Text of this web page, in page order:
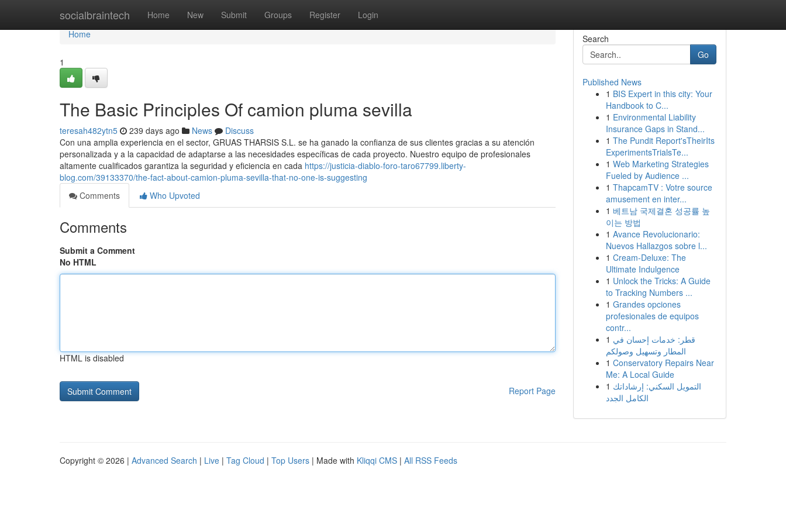
socialbraintech Home New Submit Groups Register Login
Home
Home
1
The Basic Principles Of camion pluma sevilla
teresah482ytn5 239 days ago News
Discuss
Con una amplia experiencia en el sector, GRUAS THARSIS S.L. se ha ganado la confianza de sus clientes gracias a su atención
personalizada y a la capacidad de adaptarse a las necesidades específicas de cada proyecto. Nuestro equipo de profesionales
altamente cualificados garantiza la seguridad y eficiencia en cada https://justicia-diablo-foro-taro67799.liberty-
blog.com/39133370/the-fact-about-camion-pluma-sevilla-that-no-one-is-suggesting
Comments
Who Upvoted
Comments
Submit a Comment
No HTML
HTML is disabled
Report Page
Search
Go
Published News
1 BIS Expert in this city: Your
Handbook to C...
1 Environmental Liability
Insurance Gaps in Stand...
1 The Pundit Report'sTheirIts
ExperimentsTrialsTe...
1 Web Marketing Strategies
Fueled by Audience ...
1 ThapcamTV : Votre source
amusement en inter...
1 베트남 국제결혼 성공률 높
이는 방법
1 Avance Revolucionario:
Nuevos Hallazgos sobre l...
1 Cream-Deluxe: The
Ultimate Indulgence
1 Unlock the Tricks: A Guide
to Tracking Numbers ...
1 Grandes opciones
profesionales de equipos
contr...
1 قطر: خدمات إحسان في
المطار وتسهيل وصولكم
1 Conservatory Repairs Near
Me: A Local Guide
1 التمويل السكني: إرشاداتك
الكامل الجدد
Copyright © 2026 | Advanced Search | Live | Tag Cloud | Top Users | Made with Kliqqi CMS | All RSS Feeds